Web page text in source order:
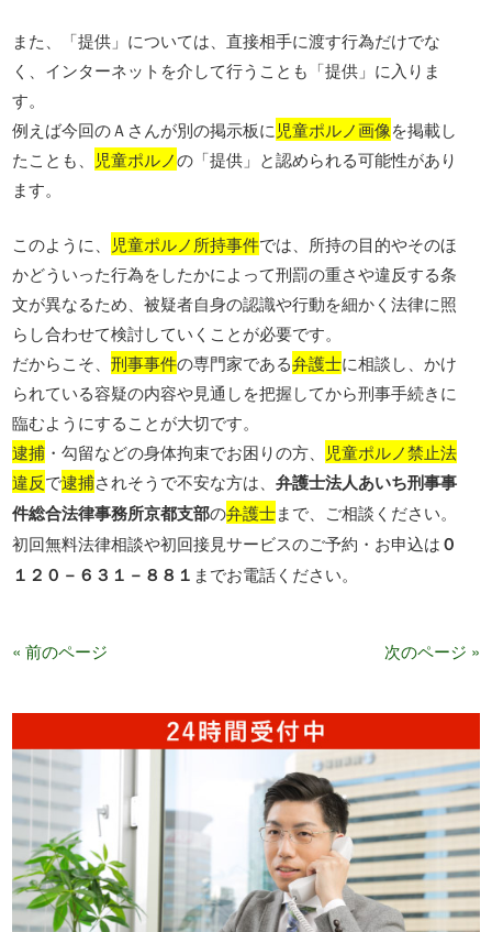
また、「提供」については、直接相手に渡す行為だけでな
く、インターネットを介して行うことも「提供」に入りま
す。
例えば今回のＡさんが別の掲示板に 児童ポルノ画像を掲載し
たことも、
児童ポルノの「提供」と認められる可能性があり
ます。
このように、 児童ポルノ所持事件では、所持の目的やそのほ
かどういった行為をしたかによって刑罰の重さや違反する条
文が異なるため、被疑者自身の認識や行動を細かく法律に照
らし合わせて検討していくことが必要です。
だからこそ、刑事事件の専門家である弁護士に相談し、かけ
られている容疑の内容や見通しを把握してから刑事手続きに
臨むようにすることが大切です。
逮捕 ・勾留などの身体拘束でお困りの方、
児童ポルノ禁止法
違反で逮捕されそうで不安な方は、弁護士法人あいち刑事事
件総合法律事務所京都支部の弁護士まで、ご相談ください。
初回無料法律相談や初回接見サービスのご予約・お申込は０
１２０－６３１－８８１ までお電話ください。
« 前のページ 次のページ »